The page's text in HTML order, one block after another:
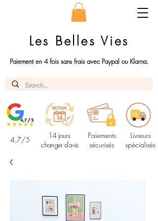
Les Belles Vies
Paiement en 4 fois sans frais avec Paypal ou Klarna.
4,7/5
14 jours
changer d'avis
Paiements
sécurisés
Livreurs
spécialisés